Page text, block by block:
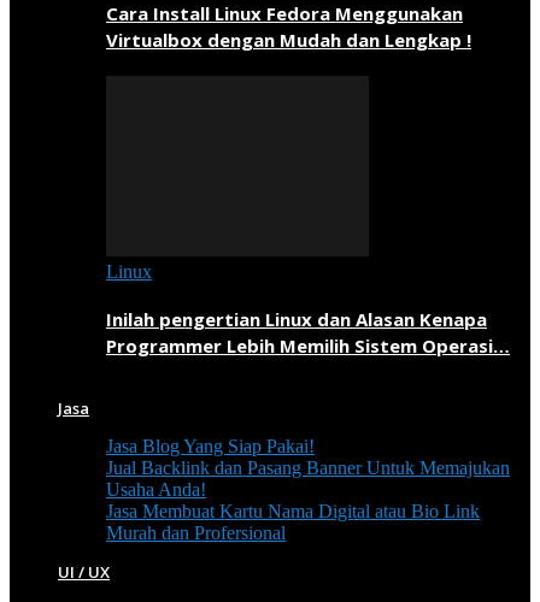
Cara Install Linux Fedora Menggunakan
Virtualbox dengan Mudah dan Lengkap !
Linux
Inilah pengertian Linux dan Alasan Kenapa
Programmer Lebih Memilih Sistem Operasi…
Jasa
Jasa Blog Yang Siap Pakai!
Jual Backlink dan Pasang Banner Untuk Memajukan
Usaha Anda!
Jasa Membuat Kartu Nama Digital atau Bio Link
Murah dan Profersional
UI / UX